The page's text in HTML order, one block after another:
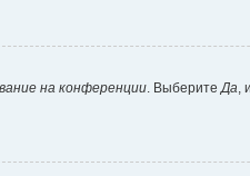
на конференции. ВыберитеДа,